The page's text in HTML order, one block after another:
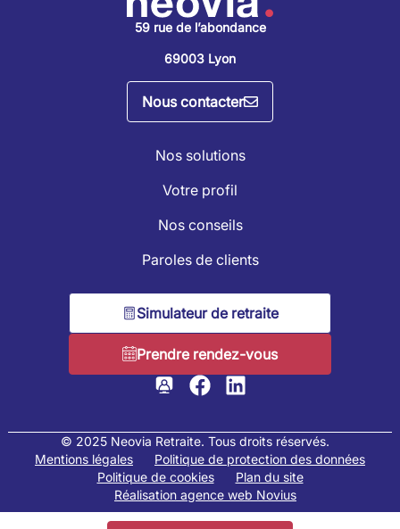
59 rue de l’abondance
69003 Lyon
Nous contacter
Nos solutions
Votre profil
Nos conseils
Paroles de clients
Simulateur de retraite
Prendre rendez-vous
© 2025 Neovia Retraite. Tous droits réservés.
Mentions légales
Politique de protection des données
Politique de cookies
Plan du site
Réalisation agence web Novius